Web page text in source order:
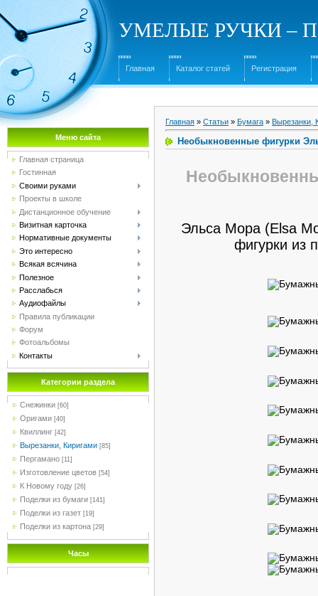
УМЕЛЫЕ РУЧКИ –
Главная Каталог статей Регистрация
Меню сайта
Главная страница
Гостинная
Своими руками
Проекты в школе
Дистанционное обучение
Визитная карточка
Нормативные документы
Это интересно
Всякая всячина
Полезное
Расслабься
Аудиофайлы
Правила публикации
Форум
Фотоальбомы
Контакты
Категории раздела
Снежинки [60]
Оригами [40]
Квиллинг [42]
Вырезанки, Киригами [85]
Пергамано [11]
Изготовление цветов [54]
К Новому году [26]
Поделки из бумаги [141]
Поделки из газет [19]
Поделки из картона [29]
Часы
Главная » Статьи » Бумага » Вырезанки,
Необыкновенные фигурки
Эльса Мора (Elsa
фигурки из